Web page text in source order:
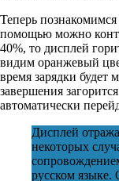
Теперь
помощью можно
40%, то дисплей
видим оранжевый
время зарядки будет
завершения
автоматически
Дисплей
некоторых
русском